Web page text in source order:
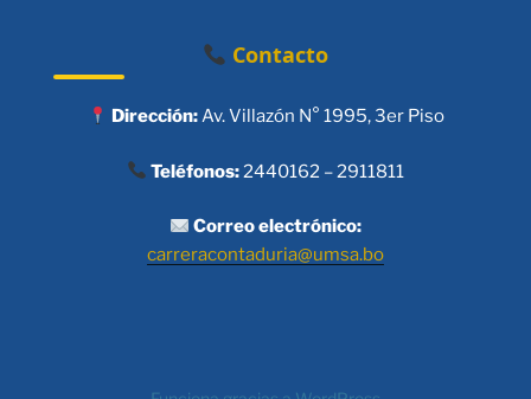
Contacto
Dirección:Av. Villazón N° 1995, 3er Piso
Teléfonos:2440162 – 2911811
Correo electrónico:
carreracontaduria@umsa.bo